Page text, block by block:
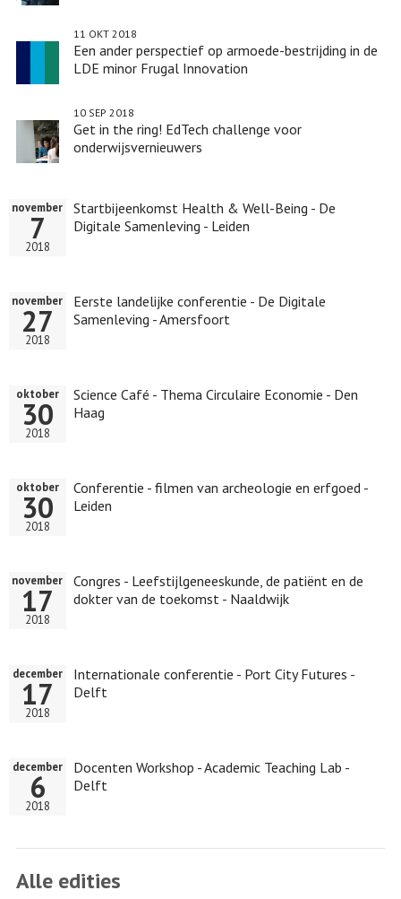
Een ander perspectief op armoede-bestrijding in de
LDE minor Frugal Innovation
11 OKT 2018
Get in the ring! EdTech challenge voor
onderwijsvernieuwers
10 SEP 2018
Startbijeenkomst Health & Well-Being - De
Digitale Samenleving - Leiden
november
7
2018
Eerste landelijke conferentie - De Digitale
Samenleving - Amersfoort
november
27
2018
Science Café - Thema Circulaire Economie - Den
Haag
oktober
30
2018
Conferentie - filmen van archeologie en erfgoed -
Leiden
oktober
30
2018
Congres - Leefstijlgeneeskunde, de patiënt en de
dokter van de toekomst - Naaldwijk
november
17
2018
Internationale conferentie - Port City Futures -
Delft
december
17
2018
Docenten Workshop - Academic Teaching Lab -
Delft
december
6
2018
Alle edities